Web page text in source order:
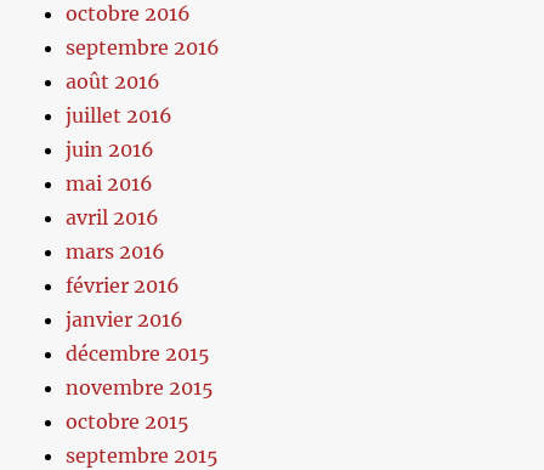
octobre 2016
septembre 2016
août 2016
juillet 2016
juin 2016
mai 2016
avril 2016
mars 2016
février 2016
janvier 2016
décembre 2015
novembre 2015
octobre 2015
septembre 2015